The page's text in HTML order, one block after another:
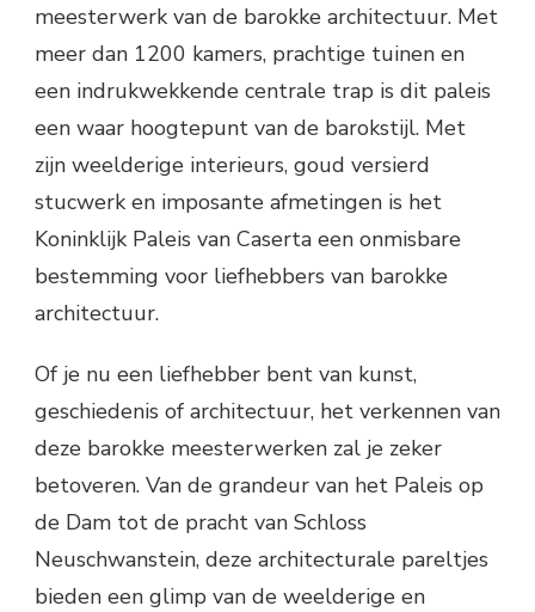
meesterwerk van de barokke architectuur. Met
meer dan 1200 kamers, prachtige tuinen en
een indrukwekkende centrale trap is dit paleis
een waar hoogtepunt van de barokstijl. Met
zijn weelderige interieurs, goud versierd
stucwerk en imposante afmetingen is het
Koninklijk Paleis van Caserta een onmisbare
bestemming voor liefhebbers van barokke
architectuur.
Of je nu een liefhebber bent van kunst,
geschiedenis of architectuur, het verkennen van
deze barokke meesterwerken zal je zeker
betoveren. Van de grandeur van het Paleis op
de Dam tot de pracht van Schloss
Neuschwanstein, deze architecturale pareltjes
bieden een glimp van de weelderige en